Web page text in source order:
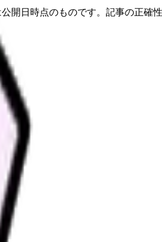
開日時点のものです。記事の正確